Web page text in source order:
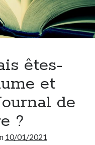
mon choix pour l’avenir
Familiales près de
dans la Métropole de
êtes-
et
de
?
10/01/2021